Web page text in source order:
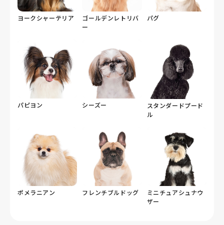
ヨークシャーテリア
ゴールデンレトリバ
ー
パグ
パピヨン シーズー
スタンダードプード
ル
ポメラニアン フレンチブルドッグ
ミニチュアシュナウ
ザー